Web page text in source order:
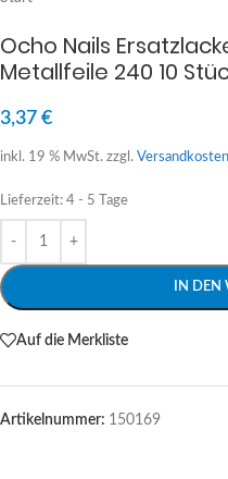
Ocho Nails
Metallfeile 240 10
3,37 €
inkl. 19 % MwSt. zzgl. Versandkosten
Lieferzeit: 4 - 5 Tage
IN DEN
Alternative:
Auf die Merkliste
Artikelnummer: 150169